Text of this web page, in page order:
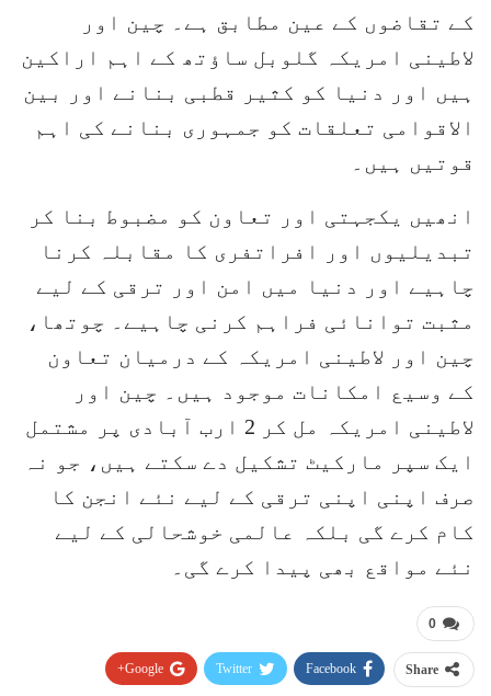
کے تقاضوں کے عین مطابق ہے۔ چین اور
لاطینی امریکہ گلوبل ساؤتھ کے اہم اراکین
ہیں اور دنیا کو کثیر قطبی بنانے اور بین
الاقوامی تعلقات کو جمہوری بنانے کی اہم
قوتیں ہیں۔
انھیں یکجہتی اور تعاون کو مضبوط بنا کر
تبدیلیوں اور افراتفری کا مقابلہ کرنا
چاہیے اور دنیا میں امن اور ترقی کے لیے
مثبت توانائی فراہم کرنی چاہیے۔ چوتھا،
چین اور لاطینی امریکہ کے درمیان تعاون
کے وسیع امکانات موجود ہیں۔ چین اور
لاطینی امریکہ مل کر 2 ارب آبادی پر مشتمل
ایک سپر مارکیٹ تشکیل دے سکتے ہیں، جو نہ
صرف اپنی اپنی ترقی کے لیے نئے انجن کا
کام کرے گی بلکہ عالمی خوشحالی کے لیے
نئے مواقع بھی پیدا کرے گی۔
0
Share
Facebook
Twitter
Google+